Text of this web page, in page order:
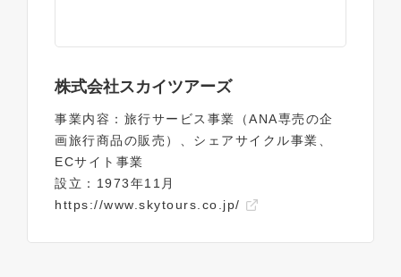
株式会社スカイツアーズ
事業内容：旅行サービス事業（ANA専売の企
画旅行商品の販売）、シェアサイクル事業、
ECサイト事業
設立：1973年11月
https://www.skytours.co.jp/